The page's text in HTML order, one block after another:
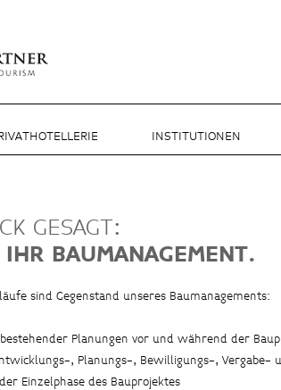
INSTITUTIONEN
GESAGT:
BAUMANAGEMENT.
sind Gegenstand unseres Baumanagements:
Planungen vor und während der
, Planungs-, Bewilligungs-, Vergabe-
Einzelphase des Bauprojektes